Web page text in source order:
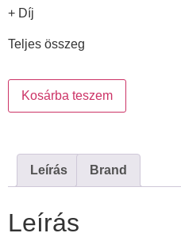
+ Díj
Teljes összeg
Kosárba teszem
Leírás Brand
Leírás